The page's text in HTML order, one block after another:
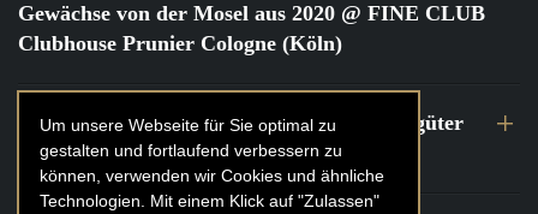
Um unsere Webseite für Sie optimal zu
gestalten und fortlaufend verbessern zu
können, verwenden wir Cookies und ähnliche
Technologien. Mit einem Klick auf "Zulassen"
Gewächse von der Mosel aus 2020 @ FINE CLUB
Clubhouse Prunier Cologne (Köln)
29. Juli 2022| Weinbergwanderung Weingüter
Geheimrat J. Wegeler